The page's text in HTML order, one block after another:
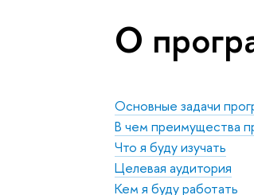
О
Основные задачи
В чем преимущества
Что я буду изучать
Целевая аудитория
Кем я буду работать